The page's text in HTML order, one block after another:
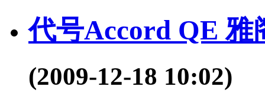
代号Accord QE 雅
(2009-12-18 10:02)